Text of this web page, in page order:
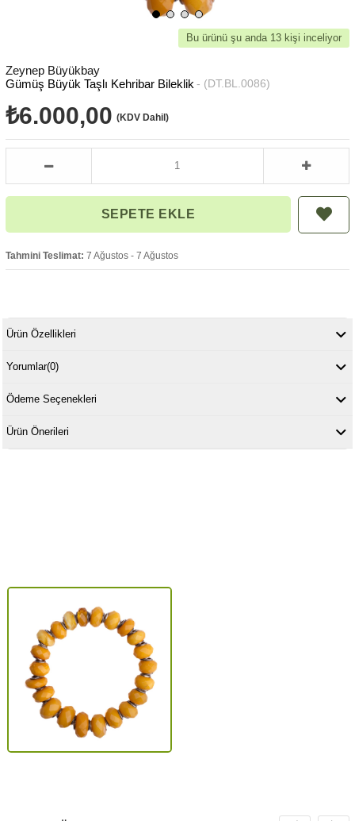
Bu ürünü şu anda 13 kişi inceliyor
Zeynep Büyükbay
Gümüş Büyük Taşlı Kehribar Bileklik
(DT.BL.0086)
₺6.000,00 (KDV Dahil)
Tahmini Teslimat: 7 Ağustos - 7 Ağustos
Ürün Özellikleri
Yorumlar(0)
Ödeme Seçenekleri
Ürün Önerileri